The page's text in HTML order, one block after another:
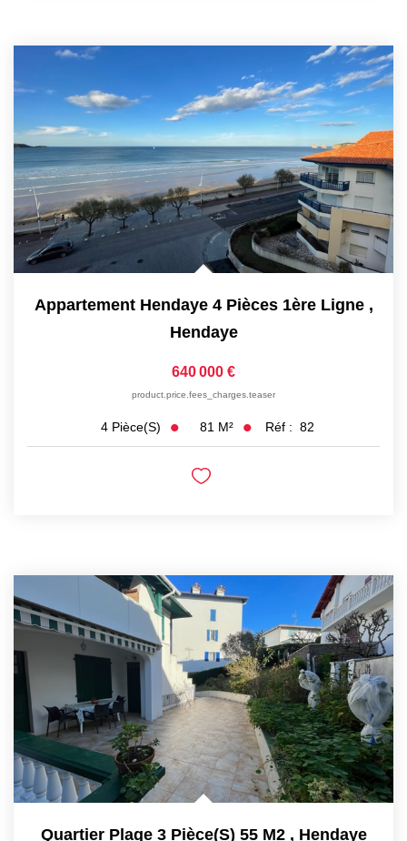
Appartement Hendaye 4 Pièces 1ère Ligne ,
Hendaye
640 000 €
product.price.fees_charges.teaser
4 Pièce(s) 81 M² Réf : 82
Quartier Plage 3 Pièce(s) 55 M2 , Hendaye